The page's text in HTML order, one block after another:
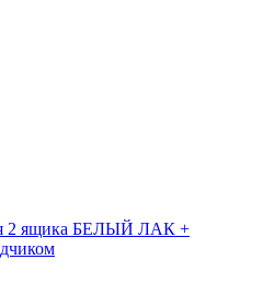
2 ящика БЕЛЫЙ ЛАК +